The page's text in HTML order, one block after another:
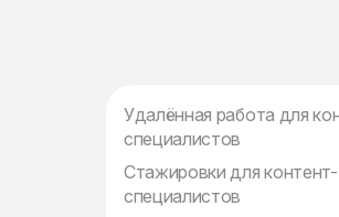
Удалённая работа для
специалистов
Стажировки для
специалистов